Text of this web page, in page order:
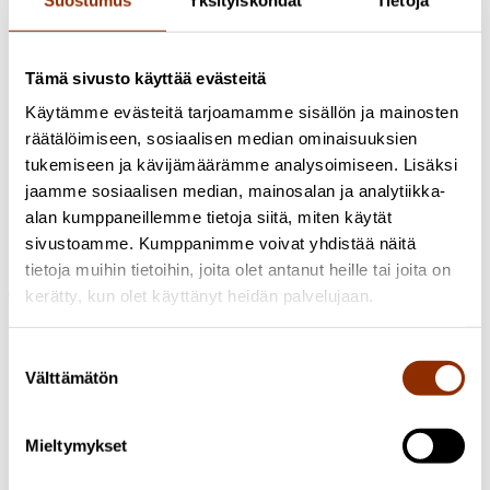
Tämä sivusto käyttää evästeitä
Käytämme evästeitä tarjoamamme sisällön ja mainosten
räätälöimiseen, sosiaalisen median ominaisuuksien
tukemiseen ja kävijämäärämme analysoimiseen. Lisäksi
jaamme sosiaalisen median, mainosalan ja analytiikka-
alan kumppaneillemme tietoja siitä, miten käytät
sivustoamme. Kumppanimme voivat yhdistää näitä
tietoja muihin tietoihin, joita olet antanut heille tai joita on
kerätty, kun olet käyttänyt heidän palvelujaan.
valinta
Välttämätön
Mieltymykset
Sari Karttunen Erikoistutkija, YTT, dos. +358 50 327 1414
sari.karttunen@cupore.fiProfiili
Kaisa Herranen Profiili
Tutustu myös näihin hankkeisiin
resurssit
oppimisprosesseista